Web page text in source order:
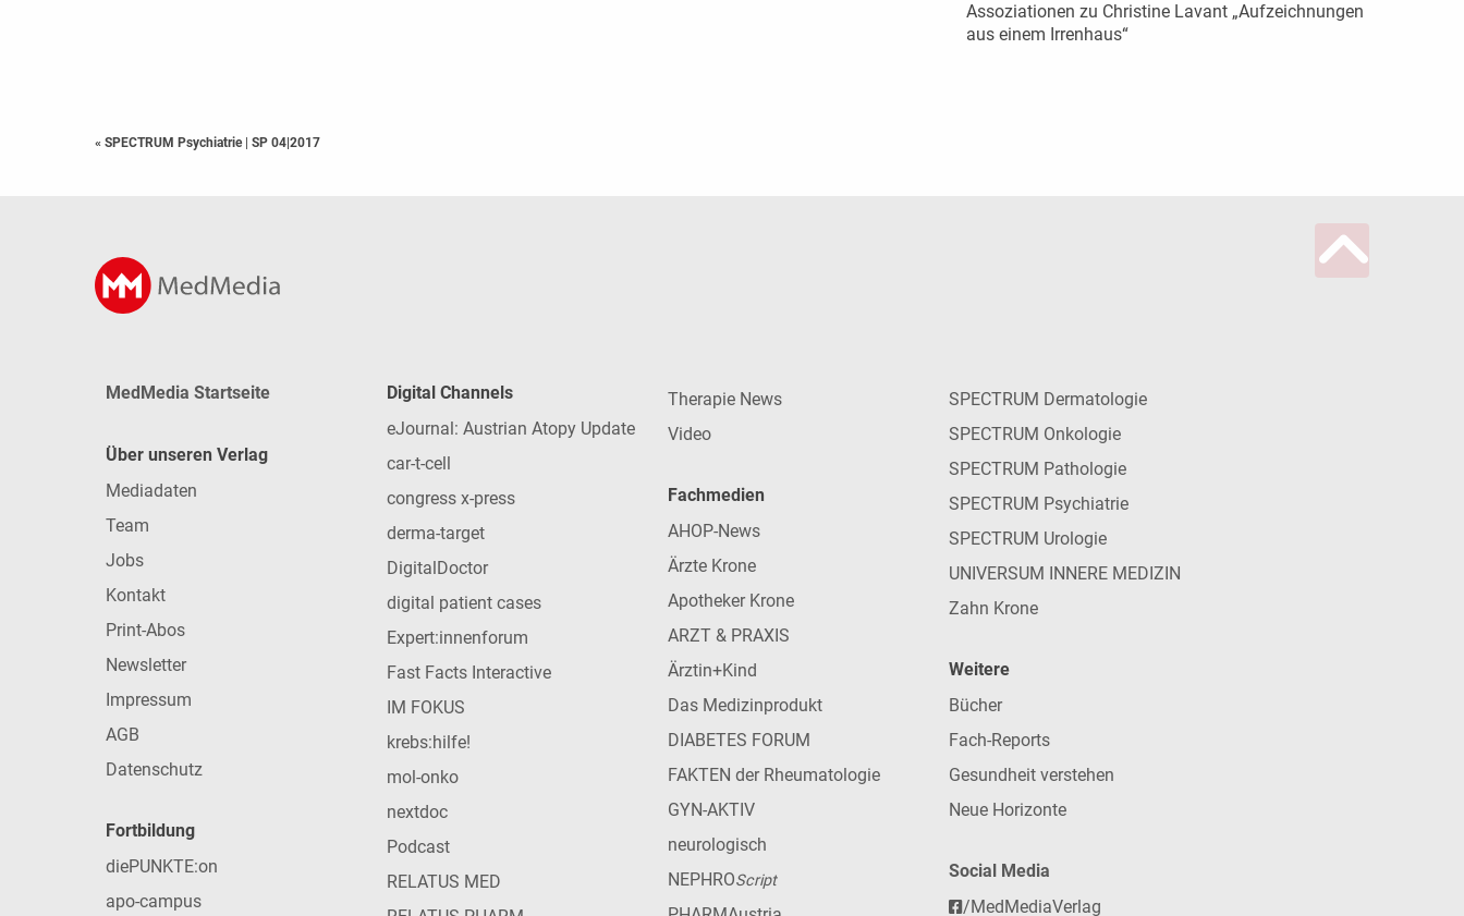
Assoziationen zu Christine Lavant „Aufzeichnungen
aus einem Irrenhaus“
« SPECTRUM Psychiatrie SP 04|2017
MedMedia Startseite
Über unseren Verlag
Mediadaten
Team
Jobs
Kontakt
Print-Abos
Newsletter
Impressum
AGB
Datenschutz
Fortbildung
diePUNKTE:on
apo-campus
Digital Channels
eJournal: Austrian Atopy Update
car-t-cell
congress x-press
derma-target
DigitalDoctor
digital patient cases
Expert:innenforum
Fast Facts Interactive
IM FOKUS
krebs:hilfe!
mol-onko
nextdoc
Podcast
RELATUS MED
Therapie News
Video
Fachmedien
AHOP-News
Ärzte Krone
Apotheker Krone
ARZT & PRAXIS
Ärztin+Kind
Das Medizinprodukt
DIABETES FORUM
FAKTEN der Rheumatologie
GYN-AKTIV
neurologisch
NEPHROScript
SPECTRUM Dermatologie
SPECTRUM Onkologie
SPECTRUM Pathologie
SPECTRUM Psychiatrie
SPECTRUM Urologie
UNIVERSUM INNERE MEDIZIN
Zahn Krone
Weitere
Bücher
Fach-Reports
Gesundheit verstehen
Neue Horizonte
Social Media
/MedMediaVerlag